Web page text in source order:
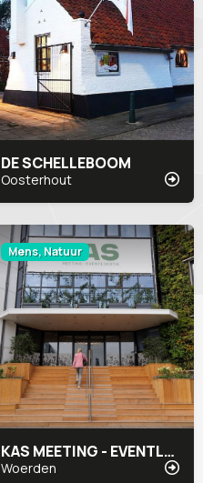
DE SCHELLEBOOM
Oosterhout
Mens, Natuur
KAS MEETING - EVENTLOCATIE
Woerden